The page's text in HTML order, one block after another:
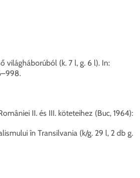
világháborúból (k. 7 l, g. 6 l). In:
II. és III. köteteihez (Buc, 1964):
în Transilvania (k/g. 29 l, 2 db g.